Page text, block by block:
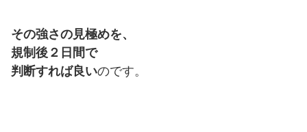
その強さの見極めを、
規制後２日間で
判断すれば良いのです。